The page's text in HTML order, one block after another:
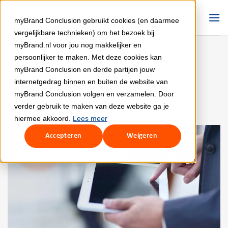
myBrand Conclusion gebruikt cookies (en daarmee
vergelijkbare technieken) om het bezoek bij
myBrand.nl voor jou nog makkelijker en
persoonlijker te maken. Met deze cookies kan
myBrand Conclusion en derde partijen jouw
internetgedrag binnen en buiten de website van
myBrand Conclusion volgen en verzamelen. Door
verder gebruik te maken van deze website ga je
hiermee akkoord. Lees meer
Accepteren Weigeren
naar
inhoud
NIEUWS
Ruim helft organisaties
heeft applicatiestrategie